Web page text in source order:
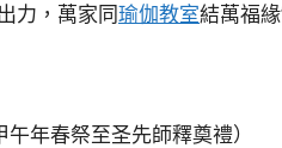
力，萬家同瑜伽教室結萬福
午年春祭至圣先師釋奠禮）